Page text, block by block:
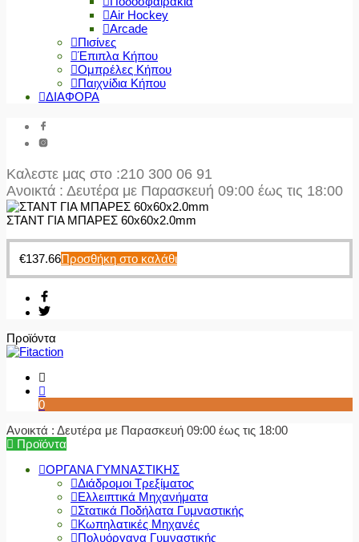
Air Hockey
Arcade
Πισίνες
Έπιπλα Κήπου
Ομπρέλες Κήπου
Παιχνίδια Κήπου
ΔΙΑΦΟΡΑ
Καλεστε μας στο :210 300 06 91
Ανοικτά : Δευτέρα με Παρασκευή 09:00 έως τις 18:00
ΣΤΑΝΤ ΓΙΑ ΜΠΑΡΕΣ 60x60x2.0mm
€137.66Προσθήκη στο καλάθι
Προϊόντα
0
Ανοικτά : Δευτέρα με Παρασκευή 09:00 έως τις 18:00
Προϊόντα
ΟΡΓΑΝΑ ΓΥΜΝΑΣΤΙΚΗΣ
Διάδρομοι Τρεξίματος
Ελλειπτικά Μηχανήματα
Στατικά Ποδήλατα Γυμναστικής
Κωπηλατικές Μηχανές
Πολυόργανα Γυμναστικής